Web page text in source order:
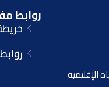
الإقليمية
روابط